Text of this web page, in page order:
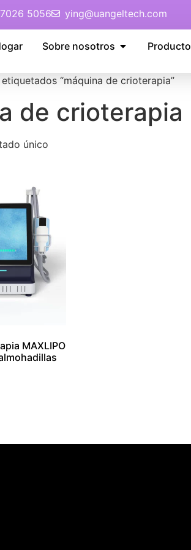
5056 ying@uangeltech.com
Sobre nosotros Producto
“máquina de crioterapia”
de crioterapia
único
MAXLIPO